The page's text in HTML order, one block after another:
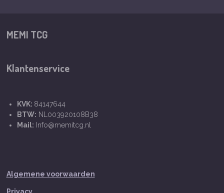
MEMI TCG
Klantenservice
KVK: 84147644
BTW: NL003920108B38
Mail: Info@memitcg.nl
Algemene voorwaarden